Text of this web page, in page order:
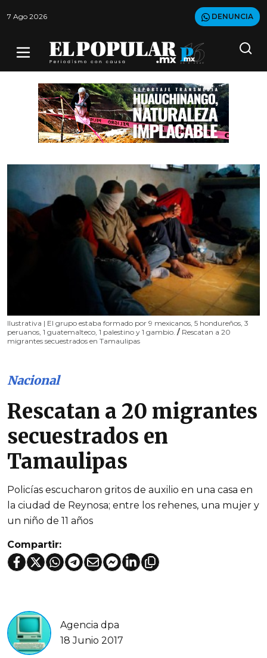
7 Ago 2026 DENUNCIA
Ilustrativa | El grupo estaba formado por 9 mexicanos, 5 hondureños, 3
peruanos, 1 guatemalteco, 1 palestino y 1 gambio. / Rescatan a 20
migrantes secuestrados en Tamaulipas
Nacional
Rescatan a 20 migrantes
secuestrados en
Tamaulipas
Policías escucharon gritos de auxilio en una casa en
la ciudad de Reynosa; entre los rehenes, una mujer y
un niño de 11 años
Compartir:
Agencia dpa
18 Junio 2017